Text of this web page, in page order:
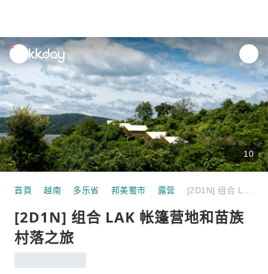
unread
notifications
10
首頁 越南 多乐省 邦美蜀市 露营
[2D1N] 组合 LAK 帐篷营地和苗族
村落之旅